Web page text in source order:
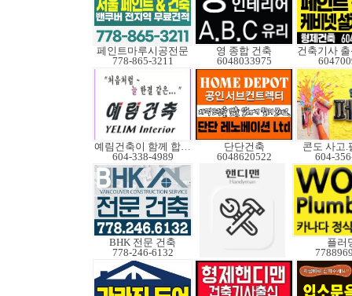
페인트마루시공전문
778-865-3211
영 종합 건축
6048033975
건축기사
예림건축이 함께 합니다
604-338-4989
단단건축
6048620522
콘도 사고.
604-
BHK 전문 건축
778-246-6132
플러